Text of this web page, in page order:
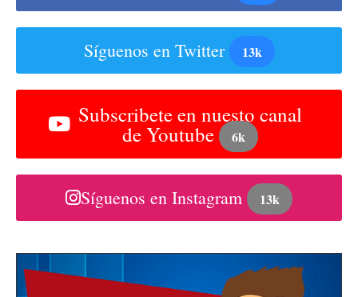
Síguenos en Twitter 13k
Subscribete en nuesto canal
de Youtube 6k
Síguenos en Instagram 13k